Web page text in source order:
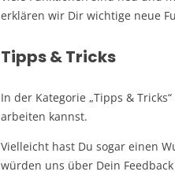
erklären wir Dir wichtige neue
Tipps & Tricks
In der Kategorie „Tipps &
arbeiten kannst.
Vielleicht hast Du sogar einen
würden uns über Dein